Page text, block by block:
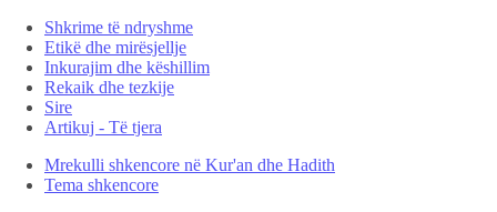
Shkrime të ndryshme
Etikë dhe mirësjellje
Inkurajim dhe këshillim
Rekaik dhe tezkije
Sire
Artikuj - Të tjera
Mrekulli shkencore në Kur'an dhe Hadith
Tema shkencore